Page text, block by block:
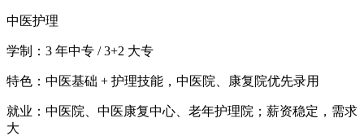
中医护理
学制：3 年中专 / 3+2 大专
特色：中医基础 + 护理技能，中医院、康复院优先录用
就业：中医院、中医康复中心、老年护理院；薪资稳定，需求
大